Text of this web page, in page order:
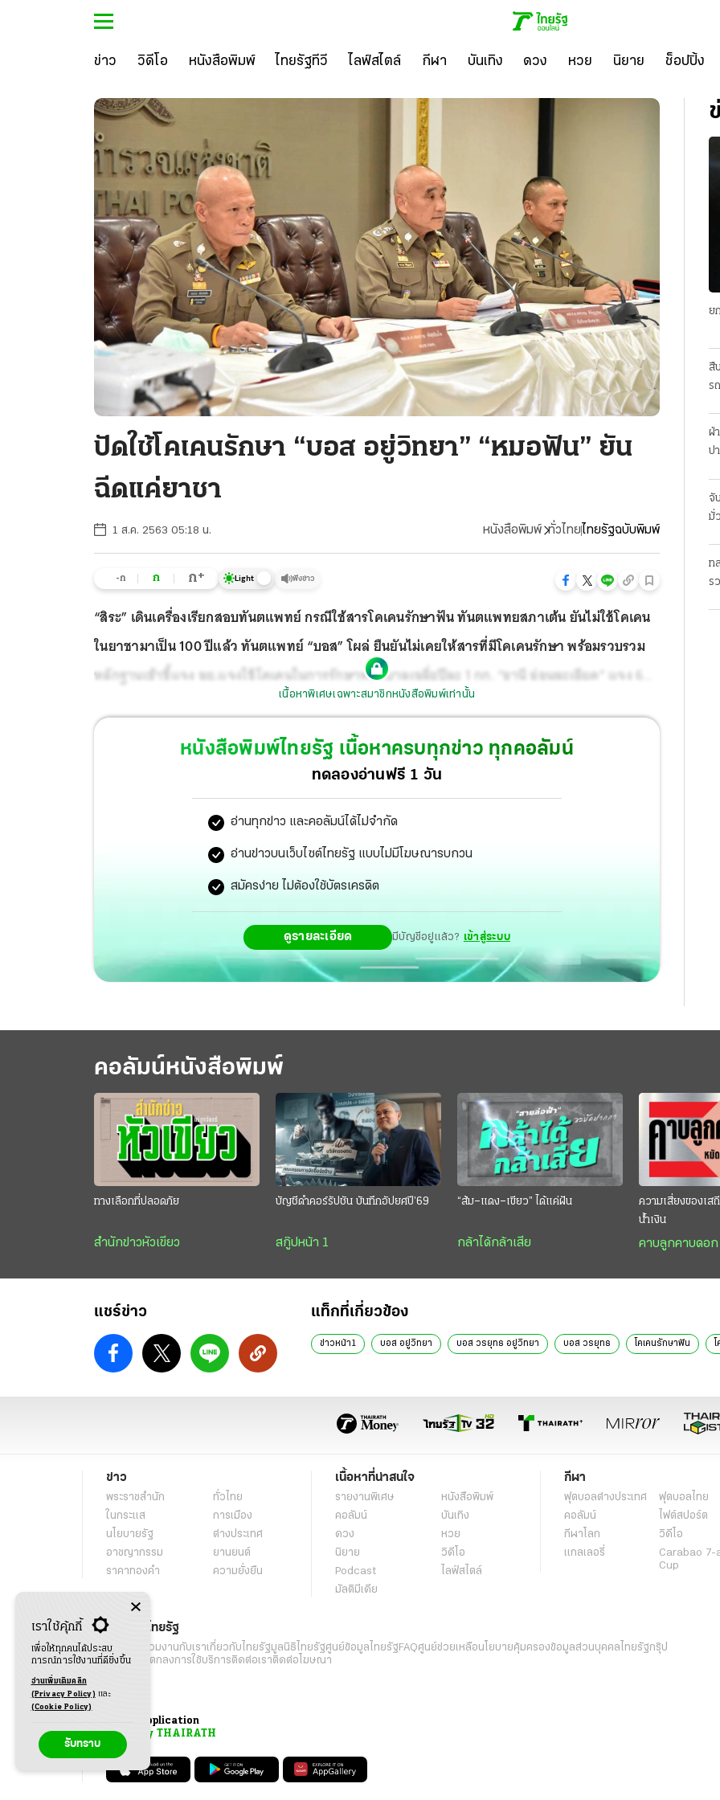
ข่าว วิดีโอ หนังสือพิมพ์ ไทยรัฐทีวี ไลฟ์สไตล์ กีฬา บันเทิง ดวง หวย นิยาย ช็อปปิ้ง
ปัดใช้โคเคนรักษา “บอส อยู่วิทยา” “หมอฟัน” ยัน
ฉีดแค่ยาชา
1 ส.ค. 2563 05:18 น. หนังสือพิมพ์ ทั่วไทยไทยรัฐฉบับพิมพ์
-ก ก ก+ Light ฟังข่าว
“สิระ” เดินเครื่องเรียกสอบทันตแพทย์ กรณีใช้สารโคเคนรักษาฟัน ทันตแพทยสภาเต้น ยันไม่ใช้โคเคน
ในยาชามาเป็น 100 ปีแล้ว ทันตแพทย์ “บอส” โผล่ ยืนยันไม่เคยให้สารที่มีโคเคนรักษา พร้อมรวบรวม
หลักฐานเข้าชี้แจง อย.แจงใช้โคเคนในการรักษาพยาบาลเฉลี่ยปีละ 1 กก. “ธานี อ่อนละเอียด” แจง 6
ข้อ อดีต กมธ.กฎหมายฯ สนช.ไม่ได้ฟอกคดี ยันไม่มีอิทธิพลเปลี่ยนคำสั่งอัยการ หลังแถลงรีบชิ่งไม่ตอบ
ความสัมพันธ์ทนาย “บอส” “รสนา” ยื่นหนังสือให้ “ชวน หลีกภัย” ขอบันทึกประชุมอดีต กมธ.กฎหมาย
สนช.เอาไปตรวจสอบ หวั่นมีผลประโยชน์-สินบนเอี่ยว “ศตวรรษ” แถลงผลตรวจสอบเบื้องต้นคณะ
ว่ามีการเสพโคเคนอีน อยู่ระหว่างตรวจสอบว่า อาจได้จากยาปฏิชีวนะอื่นหรือไม่ ขณะที่ “บอส” ให้การ
ไว้ว่าหมอฟันให้กินยาแอมม็อกซิลีน ที่แพทย์ยืนยันชัดว่าไม่มียาเสพติด ส่วน “จารุชาติ มาดทอง” ที่เสีย
ชีวิต ไม่ได้ให้การเรื่องความเร็วรถกับตำรวจตั้งแต่เกิดเหตุ แต่มาให้ปากคำกับอัยการทีหลังเมื่อปลายปี
2562 ผบก.ศพฐ.5 ประชุมร่วมตำรวจเชียงใหม่ ทำคดีละเอียดยิบทุกแง่มุม ตรวจวงจรปิดพบรถกระบะ
ปริศนาขับตามผู้ตายก่อนเสียชีวิต อยู่ระหว่างตรวจสอบว่าเกี่ยวข้องกับคดีหรือไม่ แม่เผยยังไม่มีหน่วย
งานไหนยื่นมือเข้าช่วยเหลือ
เนื้อหาพิเศษเฉพาะสมาชิกหนังสือพิมพ์เท่านั้น
หนังสือพิมพ์ไทยรัฐ เนื้อหาครบทุกข่าว ทุกคอลัมน์
ทดลองอ่านฟรี 1 วัน
อ่านทุกข่าว และคอลัมน์ได้ไม่จำกัด
อ่านข่าวบนเว็บไซต์ไทยรัฐ แบบไม่มีโฆษณารบกวน
สมัครง่าย ไม่ต้องใช้บัตรเครดิต
ดูรายละเอียด มีบัญชีอยู่แล้ว? เข้าสู่ระบบ
ย
สื
ร
ฝ่
ป
จั
มั่
ท
ร
คอลัมน์หนังสือพิมพ์
ทางเลือกที่ปลอดภัย
สำนักข่าวหัวเขียว
บัญชีดำคอร์รัปชัน บันทึกอัปยศปี’69
สกู๊ปหน้า 1
“ส้ม–แดง–เขียว” ได้แค่ฝัน
กล้าได้กล้าเสีย
ความเสี่ยงของเส
น้ำเงิน
คาบลูกคาบดอก
แชร์ข่าว แท็กที่เกี่ยวข้อง
ข่าวหน้า1 บอส อยู่วิทยา บอส วรยุทธ อยู่วิทยา บอส วรยุทธ โคเคนรักษาฟัน โ
ข่าว
พระราชสำนัก
ทั่วไทย
ในกระแส
การเมือง
นโยบายรัฐ
ต่างประเทศ
อาชญากรรม
ยานยนต์
ราคาทองคำ
ความยั่งยืน
เนื้อหาที่น่าสนใจ
รายงานพิเศษ
หนังสือพิมพ์
คอลัมน์
บันเทิง
ดวง
หวย
นิยาย
วิดีโอ
Podcast
ไลฟ์สไตล์
มัลติมีเดีย
กีฬา
ฟุตบอลต่่างประเทศ
ฟุตบอลไทย
คอลัมน์
ไฟต์สปอร์ต
กีฬาโลก
วิดีโอ
แกลเลอรี่
Carabao 7-
Cup
เกี่ยวกับไทยรัฐ
กิจกรรม ร่วมงานกับเราเกี่ยวกับไทยรัฐมูลนิธิไทยรัฐศูนย์ข้อมูลไทยรัฐFAQศูนย์ช่วยเหลือนโยบายคุ้มครองข้อมูลส่วนบุคคลไทยรัฐกรุ๊ป
เงื่อนไขข้อตกลงการใช้บริการติดต่อเราติดต่อโฆษณา
Application
My THAIRATH
เราใช้คุ้กกี้
เพื่อให้ทุกคนได้ประสบ
การณ์การใช้งานที่ดียิ่งขึ้น
อ่านเพิ่มเติมคลิก
(Privacy Policy) และ
(Cookie Policy)
รับทราบ